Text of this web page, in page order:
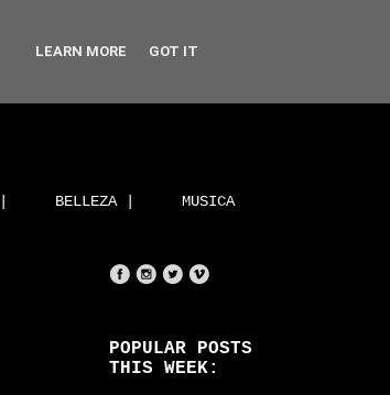
BELLEZA | MUSICA
POPULAR POSTS
THIS WEEK:
LEARN MORE GOT IT